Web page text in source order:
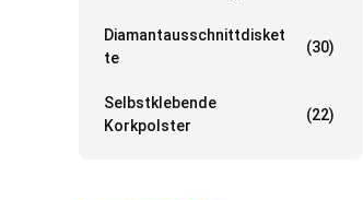
Diamantausschnittdisket
Te
(30)
Selbstklebende
Korkpolster
(22)